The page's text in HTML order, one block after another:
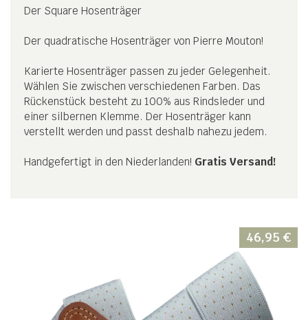
Der Square Hosenträger
Der quadratische Hosenträger von Pierre Mouton!
Karierte Hosenträger passen zu jeder Gelegenheit.
Wählen Sie zwischen verschiedenen Farben. Das
Rückenstück besteht zu 100% aus Rindsleder und
einer silbernen Klemme. Der Hosenträger kann
verstellt werden und passt deshalb nahezu jedem.
Handgefertigt in den Niederlanden! Gratis Versand!
46,95 €